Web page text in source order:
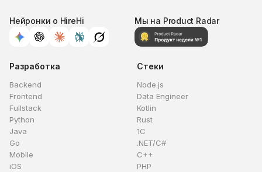
Нейронки о HireHi Мы на Product Radar
Разработка
Backend
Frontend
Fullstack
Python
Java
Go
Mobile
iOS
Стеки
Node.js
Data Engineer
Kotlin
Rust
1C
.NET/C#
C++
PHP